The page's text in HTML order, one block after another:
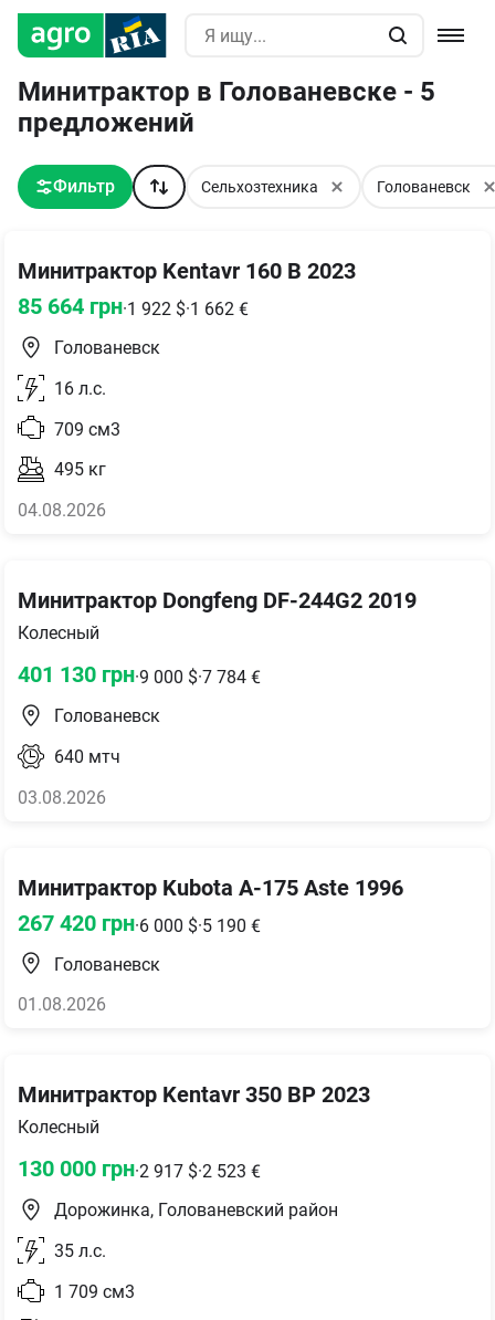
Минитрактор в Голованевске - 5
предложений
Фильтр Сельхозтехника Голованевск
Минитрактор Kentavr 160 В 2023
85 664 грн·1 922 $·1 662 €
Голованевск
16 л.с.
709 см3
495 кг
04.08.2026
Минитрактор Dongfeng DF-244G2 2019
Колесный
401 130 грн·9 000 $·7 784 €
Голованевск
640 мтч
03.08.2026
Минитрактор Kubota A-175 Aste 1996
267 420 грн·6 000 $·5 190 €
Голованевск
01.08.2026
Минитрактор Kentavr 350 BP 2023
Колесный
130 000 грн·2 917 $·2 523 €
Дорожинка, Голованевский район
35 л.с.
1 709 см3